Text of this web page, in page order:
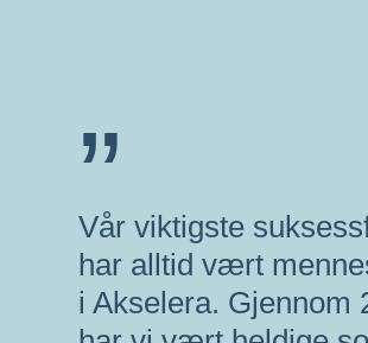
”
Vår viktigste
har alltid vært
i Akselera. Gjennom